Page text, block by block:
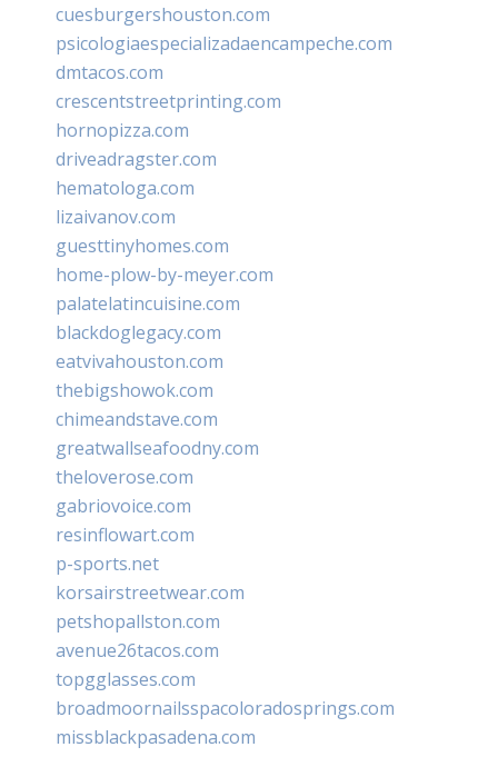
cuesburgershouston.com
psicologiaespecializadaencampeche.com
dmtacos.com
crescentstreetprinting.com
hornopizza.com
driveadragster.com
hematologa.com
lizaivanov.com
guesttinyhomes.com
home-plow-by-meyer.com
palatelatincuisine.com
blackdoglegacy.com
eatvivahouston.com
thebigshowok.com
chimeandstave.com
greatwallseafoodny.com
theloverose.com
gabriovoice.com
resinflowart.com
p-sports.net
korsairstreetwear.com
petshopallston.com
avenue26tacos.com
topgglasses.com
broadmoornailsspacoloradosprings.com
missblackpasadena.com